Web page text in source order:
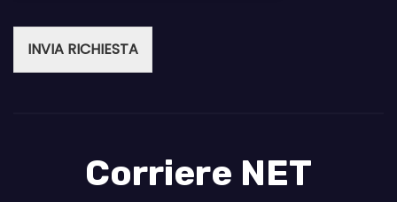
INVIA RICHIESTA
Corriere NET